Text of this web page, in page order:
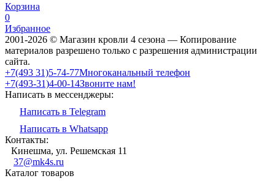
Корзина
0
Избранное
2001-2026 © Магазин кровли 4 сезона — Копирование
материалов разрешено только с разрешения администрации
сайта.
‎‎+7(493 31)5-74-77Многоканальный телефон
‎‎+7(493-31)4-00-14Звоните нам!
Написать в мессенджеры:
Написать в Telegram
Написать в Whatsapp
Контакты:
Кинешма, ул. Решемская 11
37@mk4s.ru
Каталог товаров